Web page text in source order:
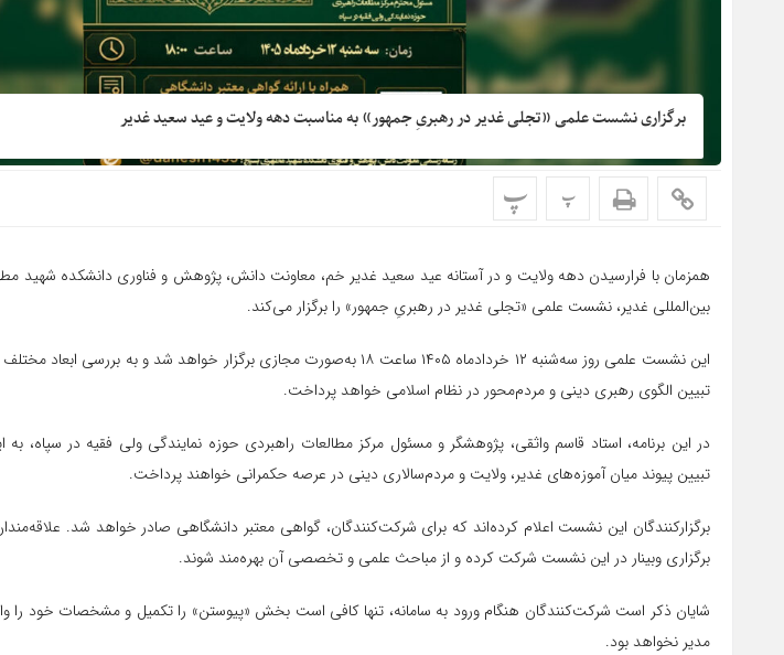
برگزاری نشست علمی «تجلی غدیر در رهبریِ جمهور» به مناسبت دهه ولایت و عید سعید غدیر
پ پ
همزمان با فرارسیدن دهه ولایت و در آستانه عید سعید غدیر خم، معاونت دانش، پژوهش و فناوری دانشکده شهید
بین‌المللی غدیر، نشست علمی «تجلی غدیر در رهبریِ جمهور» را برگزار می‌کند.
این نشست علمی روز سه‌شنبه ۱۲ خردادماه ۱۴۰۵ ساعت ۱۸ به‌صورت مجازی برگزار خواهد شد و به
تبیین الگوی رهبری دینی و مردم‌محور در نظام اسلامی خواهد پرداخت.
در این برنامه، استاد قاسم واثقی، پژوهشگر و مسئول مرکز مطالعات راهبردی حوزه نمایندگی ولی فقیه در سپاه، به
تبیین پیوند میان آموزه‌های غدیر، ولایت و مردم‌سالاری دینی در عرصه حکمرانی خواهند پرداخت.
برگزارکنندگان این نشست اعلام کرده‌اند که برای شرکت‌کنندگان، گواهی معتبر دانشگاهی صادر خواهد شد.
برگزاری وبینار در این نشست شرکت کرده و از مباحث علمی و تخصصی آن بهره‌مند شوند.
شایان ذکر است شرکت‌کنندگان هنگام ورود به سامانه، تنها کافی است بخش «پیوستن» را تکمیل و مشخصات خود را
مدیر نخواهد بود.